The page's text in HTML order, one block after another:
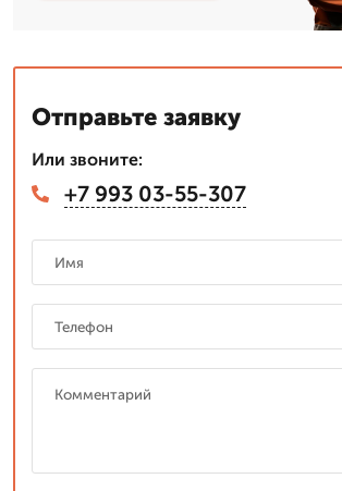
Отправьте заявку
Или звоните:
+7 993 03-55-307